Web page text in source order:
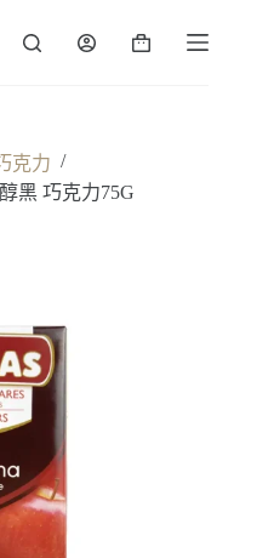
購
克力 /
黑 巧克力75G